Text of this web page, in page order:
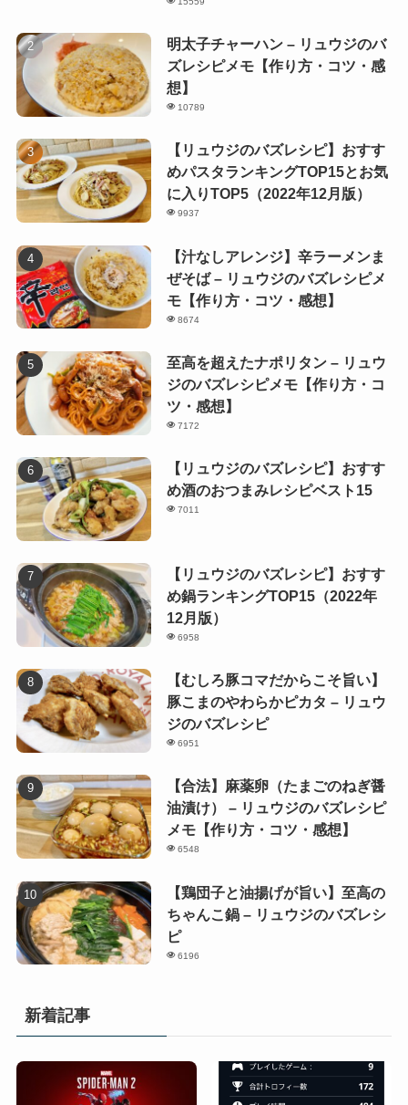
明太子チャーハン – リュウジのバ
ズレシピメモ【作り方・コツ・感
想】
10789
【リュウジのバズレシピ】おすす
めパスタランキングTOP15とお気
に入りTOP5（2022年12月版）
9937
【汁なしアレンジ】辛ラーメンま
ぜそば – リュウジのバズレシピメ
モ【作り方・コツ・感想】
8674
至高を超えたナポリタン – リュウ
ジのバズレシピメモ【作り方・コ
ツ・感想】
7172
【リュウジのバズレシピ】おすす
め酒のおつまみレシピベスト15
7011
【リュウジのバズレシピ】おすす
め鍋ランキングTOP15（2022年
12月版）
6958
【むしろ豚コマだからこそ旨い】
豚こまのやわらかピカタ – リュウ
ジのバズレシピ
6951
【合法】麻薬卵（たまごのねぎ醤
油漬け） – リュウジのバズレシピ
メモ【作り方・コツ・感想】
6548
【鶏団子と油揚げが旨い】至高の
ちゃんこ鍋 – リュウジのバズレシ
ピ
6196
新着記事